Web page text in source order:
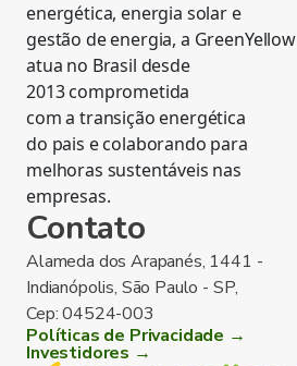
energética, energia solar e
gestão de energia, a GreenYellow
atua no Brasil desde
2013 comprometida
com a transição energética
do pais e colaborando para
melhoras sustentáveis nas
empresas.
Contato
Alameda dos Arapanés, 1441 -
Indianópolis, São Paulo - SP,
Cep: 04524-003
Políticas de Privacidade →
Investidores →